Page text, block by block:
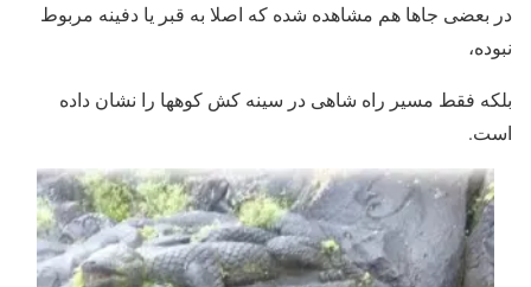
در بعضی جاها هم مشاهده شده که اصلا به قبر یا دفینه مربوط
نبوده،
بلکه فقط مسیر راه شاهی در سینه کش کوهها را نشان داده
است.